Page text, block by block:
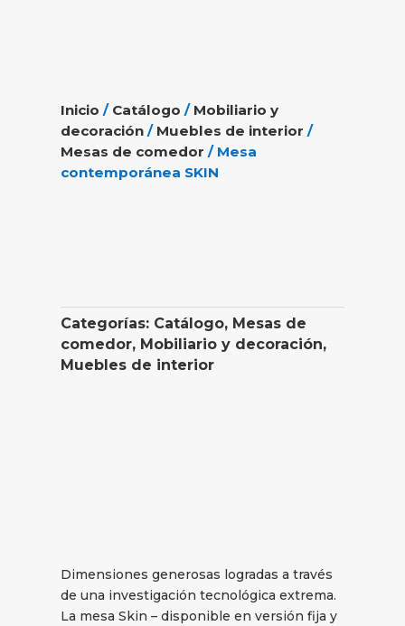
Inicio / Catálogo / Mobiliario y
decoración / Muebles de interior /
Mesas de comedor / Mesa
contemporánea SKIN
Categorías: Catálogo, Mesas de
comedor, Mobiliario y decoración,
Muebles de interior
Dimensiones generosas logradas a través
de una investigación tecnológica extrema.
La mesa Skin – disponible en versión fija y